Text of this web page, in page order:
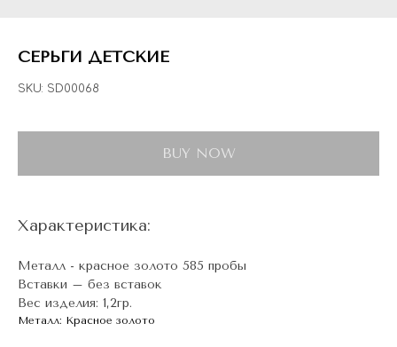
СЕРЬГИ ДЕТСКИЕ
SKU: SD00068
BUY NOW
Характеристика:
Металл - красное золото 585 пробы
Вставки – без вставок
Вес изделия: 1,2гр.
Металл: Красное золото